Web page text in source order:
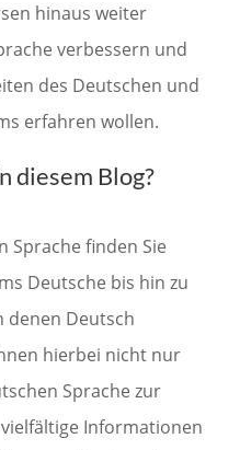
hinaus weiter
verbessern und
des Deutschen und
erfahren wollen.
diesem Blog?
Sprache finden Sie
Deutsche bis hin zu
denen Deutsch
hierbei nicht nur
Sprache zur
Informationen